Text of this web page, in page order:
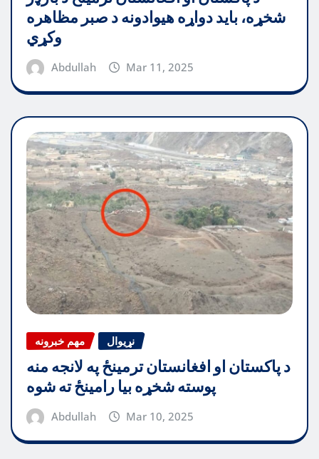
شخړه، باید دواړه هیوادونه د صبر مظاهره
وکړي
Abdullah Mar 11, 2025
مهم خبرونه نړیوال
د پاکستان او افغانستان ترمینځ په لانجه منه
پوسته شخړه بیا رامینځ ته شوه
Abdullah Mar 10, 2025